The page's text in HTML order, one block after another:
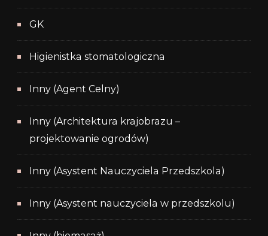
GK
Higienistka stomatologiczna
Inny (Agent Celny)
Inny (Architektura krajobrazu –
projektowanie ogrodów)
Inny (Asystent Nauczyciela Przedszkola)
Inny (Asystent nauczyciela w przedszkolu)